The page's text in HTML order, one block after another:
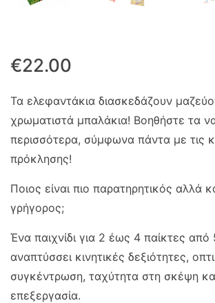
€22.00
Τα ελεφαντάκια διασκεδάζουν
χρωματιστά μπαλάκια! Βοηθήστε τα
περισσότερα, σύμφωνα πάντα με τις
πρόκλησης!
Ποιος είναι πιο παρατηρητικός αλλά
γρήγορος;
Ένα παιχνίδι για 2 έως 4 παίκτες
αναπτύσσει κινητικές δεξιότητες,
συγκέντρωση, ταχύτητα στη σκέψη
επεξεργασία.